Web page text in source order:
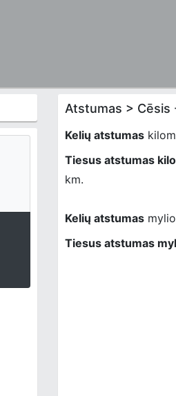
Atstumas > Cēsis
Kelių atstumas
Tiesus atstumas
km.
Kelių atstumas
Tiesus atstumas